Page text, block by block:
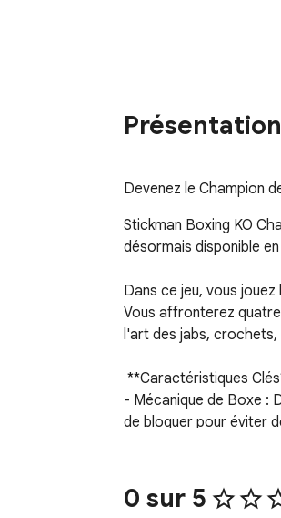
Présentation
Devenez le Champion
Stickman Boxing KO
désormais disponible
Dans ce jeu, vous
Vous affronterez
l'art des jabs, crochets,
- Mécanique de Boxe :
de bloquer pour éviter
- Opposants Multiples
- Niveaux et
- Coups Spéciaux :
0 sur 5